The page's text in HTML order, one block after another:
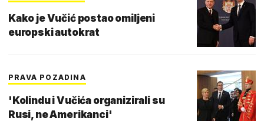
Kako je Vučić postao omiljeni
europski autokrat
PRAVA POZADINA
'Kolindu i Vučića organizirali su
Rusi, ne Amerikanci'